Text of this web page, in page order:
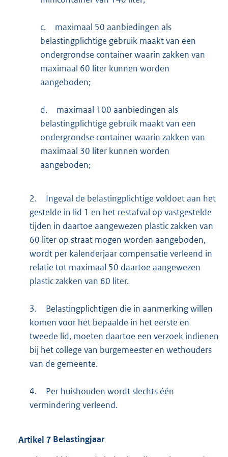
c.
maximaal 50 aanbiedingen als
belastingplichtige gebruik maakt van een
ondergrondse container waarin zakken van
maximaal 60 liter kunnen worden
aangeboden;
d.
maximaal 100 aanbiedingen als
belastingplichtige gebruik maakt van een
ondergrondse container waarin zakken van
maximaal 30 liter kunnen worden
aangeboden;
2.
Ingeval de belastingplichtige voldoet aan het
gestelde in lid 1 en het restafval op vastgestelde
tijden in daartoe aangewezen plastic zakken van
60 liter op straat mogen worden aangeboden,
wordt per kalenderjaar compensatie verleend in
relatie tot maximaal 50 daartoe aangewezen
plastic zakken van 60 liter.
3.
Belastingplichtigen die in aanmerking willen
komen voor het bepaalde in het eerste en
tweede lid, moeten daartoe een verzoek indienen
bij het college van burgemeester en wethouders
van de gemeente.
4.
Per huishouden wordt slechts één
vermindering verleend.
Artikel 7 Belastingjaar